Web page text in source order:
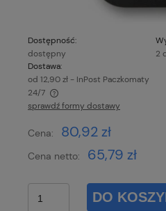
Dostępność:
dostępny
2
Dostawa:
od 12,90 zł - InPost Paczkomaty
24/7
Cena nie zawiera
sprawdź formy dostawy
Cena: 80,92 zł
Cena netto: 65,79 zł
DO